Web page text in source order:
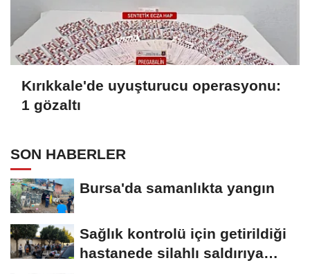
Kırıkkale'de uyuşturucu operasyonu:
1 gözaltı
SON HABERLER
Bursa'da samanlıkta yangın
Sağlık kontrolü için getirildiği
hastanede silahlı saldırıya